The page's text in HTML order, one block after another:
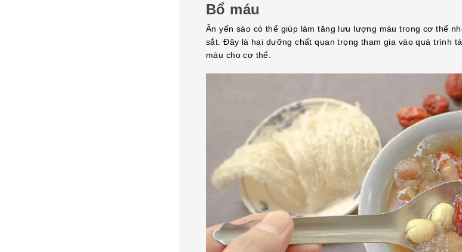
Bổ máu
Ăn yến sào có thể giúp làm tăng lưu lượng máu trong cơ thể
sắt. Đây là hai dưỡng chất quan trọng tham gia vào quá trình
máu cho cơ thể.